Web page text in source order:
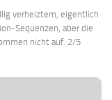
verheiztem, eigentlich
Sequenzen, aber die
nicht auf. 2/5